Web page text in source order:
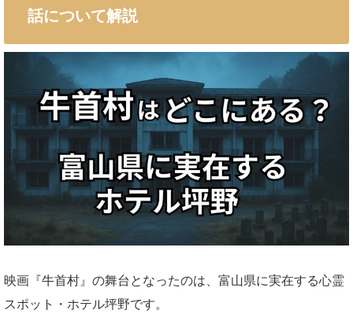
話について解説
映画『牛首村』の舞台となったのは、富山県に実在する心霊
スポット・ホテル坪野です。